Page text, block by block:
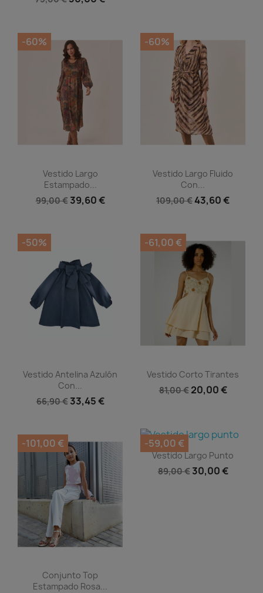
Vista rápida
Vestido Largo
Estampado...
99,00 € 39,60 €
-60%
Vista rápida
Vestido Largo Fluido
Con...
109,00 € 43,60 €
-60%
Vista rápida
Vestido Antelina Azulón
Con...
66,90 € 33,45 €
-50%
Vista rápida
Vestido Corto Tirantes
81,00 € 20,00 €
-61,00 €
Vista rápida
Conjunto Top
Estampado Rosa...
-101,00 €
Vista rápida
Vestido Largo Punto
89,00 € 30,00 €
-59,00 €